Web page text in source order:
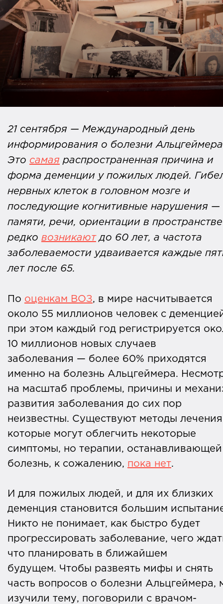
21 сентября — Международный день
информирования о болезни
Это самая распространенная причина и
форма деменции у пожилых людей.
нервных клеток в головном мозге и
последующие когнитивные нарушения —
памяти, речи, ориентации в
редко возникаютдо 60 лет, а частота
заболеваемости удваивается каждые
лет после 65.
По оценкам ВОЗ, в мире насчитывается
около 55 миллионов человек с
при этом каждый год регистрируется
10 миллионов новых случаев
заболевания — более 60% приходятся
именно на болезнь Альцгеймера.
на масштаб проблемы, причины и
развития заболевания до сих пор
неизвестны. Существуют методы
которые могут облегчить некоторые
симптомы, но терапии, останавливающей
болезнь, к сожалению, пока нет.
И для пожилых людей, и для их близких
деменция становится большим
Никто не понимает, как быстро будет
прогрессировать заболевание, чего
что планировать в ближайшем
будущем. Чтобы развеять мифы и снять
часть вопросов о болезни Альцгеймера,
изучили тему, поговорили с врачом-